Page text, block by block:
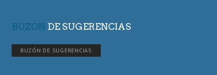
BUZÓN DE SUGERENCIAS
BUZÓN DE SUGERENCIAS